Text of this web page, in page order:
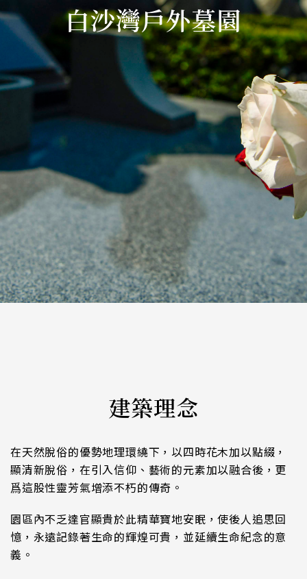
白沙灣戶外墓園
建築理念
在天然脫俗的優勢地理環繞下，以四時花木加以點綴，
顯清新脫俗，在引入信仰、藝術的元素加以融合後，更
爲這股性靈芳氣增添不朽的傳奇。
園區內不乏達官顯貴於此精華寶地安眠，使後人追思回
憶，永遠記錄著生命的輝煌可貴，並延續生命紀念的意
義。